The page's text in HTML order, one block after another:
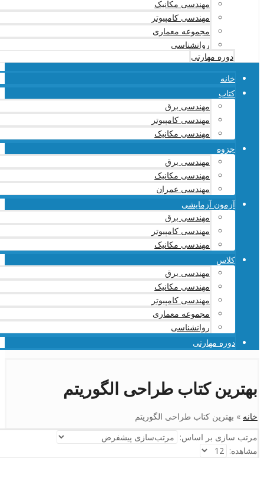
مهندسی مکانیک
مهندسی کامپیوتر
مجموعه معماری
روانشناسی
دوره مهارتی
خانه
کتاب
مهندسی برق
مهندسی کامپیوتر
مهندسی مکانیک
جزوه
مهندسی برق
مهندسی مکانیک
مهندسی عمران
آزمون آزمایشی
مهندسی برق
مهندسی کامپیوتر
مهندسی مکانیک
کلاس
مهندسی برق
مهندسی مکانیک
مهندسی کامپیوتر
مجموعه معماری
روانشناسی
دوره مهارتی
بهترین کتاب طراحی الگوریتم
خانه » بهترین کتاب طراحی الگوریتم
مرتب سازی بر اساس:
مشاهده: